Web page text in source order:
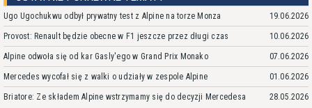
Ugo Ugochukwu odbył prywatny test z Alpine na torze Monza 19.06.2026
Provost: Renault będzie obecne w F1 jeszcze przez długi czas 10.06.2026
Alpine odwoła się od kar Gasly'ego w Grand Prix Monako 07.06.2026
Mercedes wycofał się z walki o udziały w zespole Alpine 01.06.2026
Briatore: Ze składem Alpine wstrzymamy się do decyzji Mercedesa 28.05.2026